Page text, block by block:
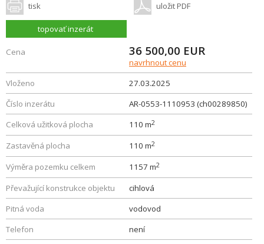
tisk uložit PDF
topovať inzerát
Cena 36 500,00 EUR
navrhnout cenu
Vloženo
27.03.2025
Číslo inzerátu
AR-0553-1110953 (ch00289850)
Celková užitková plocha
110 m2
Zastavěná plocha 110 m2
Výměra pozemku celkem 1157 m2
Převažující konstrukce objektu
cihlová
Pitná voda
vodovod
Telefon
není